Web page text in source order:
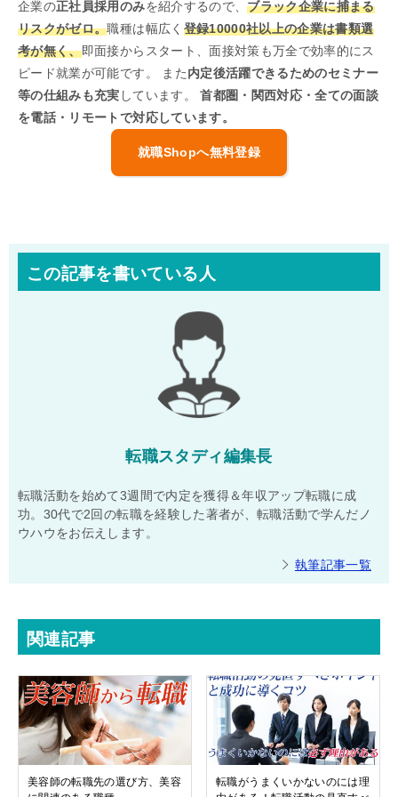
企業の正社員採用のみを紹介するので、ブラック企業に捕まる
リスクがゼロ。職種は幅広く 登録10000社以上の企業は書類選
考が無く、即面接からスタート、面接対策も万全で効率的にス
ピード就業が可能です。 また内定後活躍できるためのセミナー
等の仕組みも充実 しています。首都圏・関西対応・全ての面談
を電話・リモートで対応しています。
就職Shopへ無料登録
この記事を書いている人
転職スタディ編集長
転職活動を始めて3週間で内定を獲得＆年収アップ転職に成
功。30代で2回の転職を経験した著者が、転職活動で学んだノ
ウハウをお伝えします。
執筆記事一覧
関連記事
美容師の転職先の選び方、美容
転職がうまくいかないのには理